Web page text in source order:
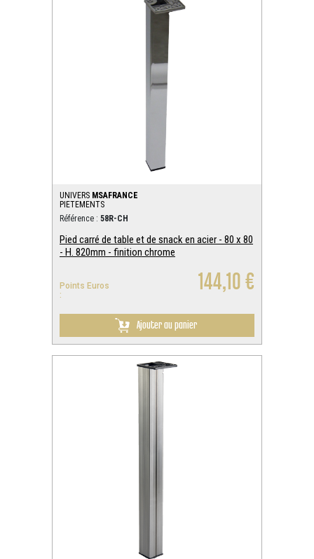
UNIVERS MSAFRANCE
PIETEMENTS
Référence : 58R-CH
Pied carré de table et de snack en acier - 80 x 80
- H. 820mm - finition chrome
Points Euros
:
144,10 €
Ajouter au panier